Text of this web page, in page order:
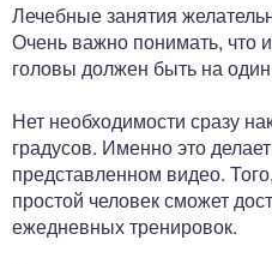
Лечебные занятия
Очень важно понимать, что
головы должен быть на
Нет необходимости сразу
градусов. Именно это
представленном видео.
простой человек сможет
ежедневных тренировок.